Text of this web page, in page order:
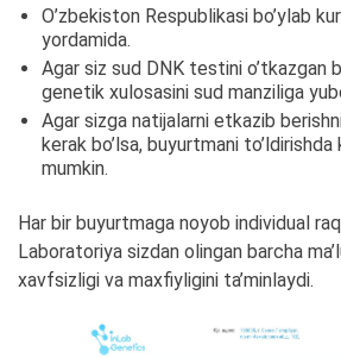
O’zbekiston Respublikasi bo’ylab
yordamida.
Agar siz sud DNK testini o’tkazgan
genetik xulosasini sud manziliga
Agar sizga natijalarni etkazib
kerak bo’lsa, buyurtmani to’ldirishda
mumkin.
Har bir buyurtmaga noyob individual
Laboratoriya sizdan olingan barcha
xavfsizligi va maxfiyligini ta’minlaydi.